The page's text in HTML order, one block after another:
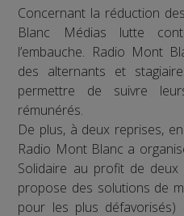
Concernant la réduction
Blanc Médias lutte
l’embauche. Radio Mont
des alternants et
permettre de suivre
rémunérés.
De plus, à deux reprises,
Radio Mont Blanc a
Solidaire au profit de deux
propose des solutions de
pour les plus défavorisés)